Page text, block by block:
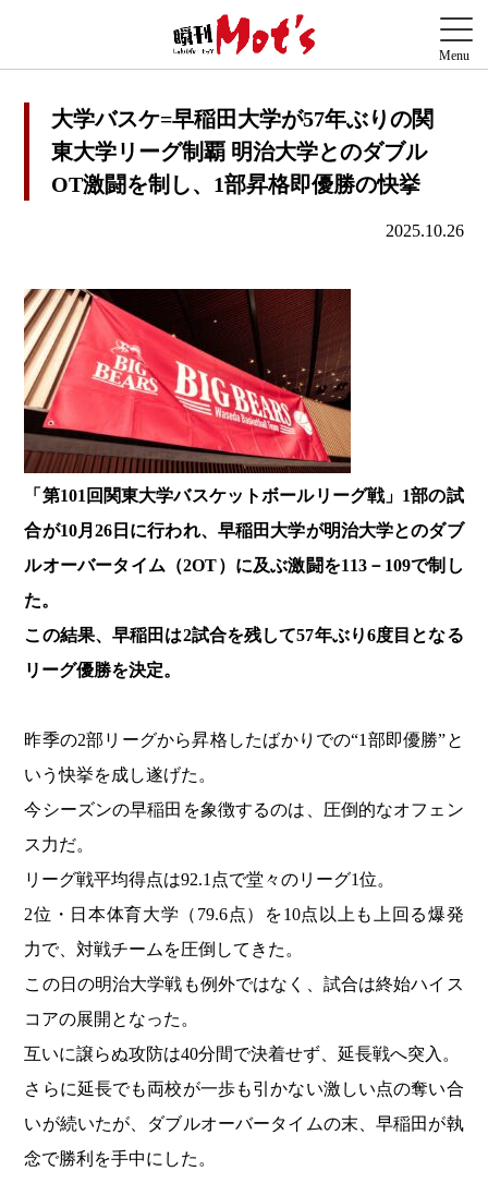
大学バスケ=早稲田大学が57年ぶりの関
東大学リーグ制覇 明治大学とのダブル
OT激闘を制し、1部昇格即優勝の快挙
2025.10.26
「第101回関東大学バスケットボールリーグ戦」1部の試
合が10月26日に行われ、早稲田大学が明治大学とのダブ
ルオーバータイム（2OT）に及ぶ激闘を113－109で制し
た。
この結果、早稲田は2試合を残して57年ぶり6度目となる
リーグ優勝を決定。
昨季の2部リーグから昇格したばかりでの“1部即優勝”と
いう快挙を成し遂げた。
今シーズンの早稲田を象徴するのは、圧倒的なオフェン
ス力だ。
リーグ戦平均得点は92.1点で堂々のリーグ1位。
2位・日本体育大学（79.6点）を10点以上も上回る爆発
力で、対戦チームを圧倒してきた。
この日の明治大学戦も例外ではなく、試合は終始ハイス
コアの展開となった。
互いに譲らぬ攻防は40分間で決着せず、延長戦へ突入。
さらに延長でも両校が一歩も引かない激しい点の奪い合
いが続いたが、ダブルオーバータイムの末、早稲田が執
念で勝利を手中にした。